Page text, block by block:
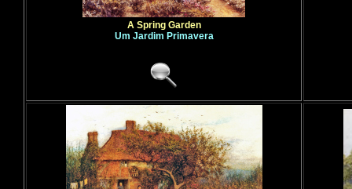
A Spring Garden
Um Jardim Primavera